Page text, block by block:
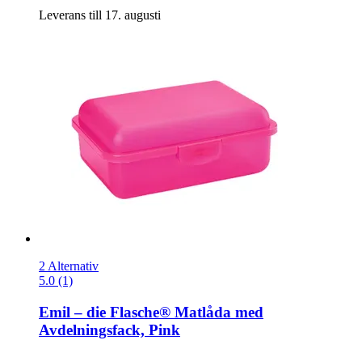
Leverans till 17. augusti
2 Alternativ
5.0 (1)
Emil – die Flasche® Matlåda med
Avdelningsfack, Pink